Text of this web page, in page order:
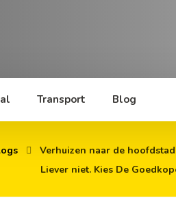
Transport Blog
Verhuizen naar de
Liever niet. Kies De